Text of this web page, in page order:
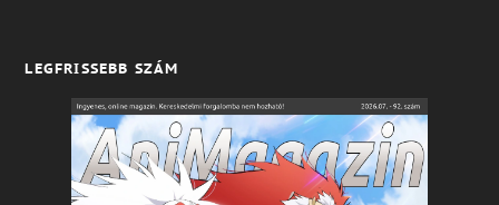
LEGFRISSEBB SZÁM